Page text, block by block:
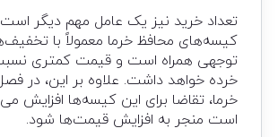
تعداد خرید نیز یک عامل مهم دیگر
کیسه‌های محافظ خرما معمولاً با
توجهی همراه است و قیمت کمتری
خرده خواهد داشت. علاوه بر این، در
خرما، تقاضا برای این کیسه‌ها افزایش
است منجر به افزایش قیمت‌ها شود.